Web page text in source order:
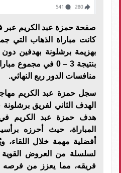
صفحة حمزة عبد الكريم
كانت مباراة الذهاب التي
بهزيمة برشلونة بهدفين
بنتيجة 3 – 0 في
منافسات الدور ربع النهائي.
سجل حمزة عبد الكريم
الهدف الثاني لفريق
المباراة، حيث أحرزه
أفضلية مهمة خلال اللقاء،
لسلسلة من العروض القوية
فريقه، مما يعزز من